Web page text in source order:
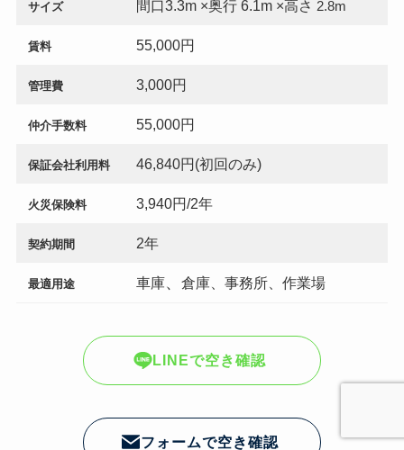
サイズ 間口3.3m ×奥行 6.1m ×高さ 2.8m
賃料 55,000円
管理費 3,000円
仲介手数料 55,000円
保証会社利用料 46,840円(初回のみ)
火災保険料 3,940円/2年
契約期間 2年
最適用途 車庫、倉庫、事務所、作業場
LINEで空き確認
フォームで空き確認